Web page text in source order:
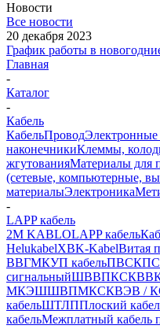
Новости
Все новости
20 декабря 2023
График работы в
Главная
-
Каталог
-
Кабель
КабельПровод
наконечникиКлеммы,
жгутованияМатериалы для
(сетевые, компьютерные,
материалыЭлектроника
-
LAPP кабель
2M KABLOLAPP кабель
HelukabelXBK-KabelВитая
ВВГМКУП кабельПВС
сигнальныйШВВПКСКВВ
МКЭШШВПМКСКВЭВ /
кабельШТЛППлоский
кабельМежплатный кабель